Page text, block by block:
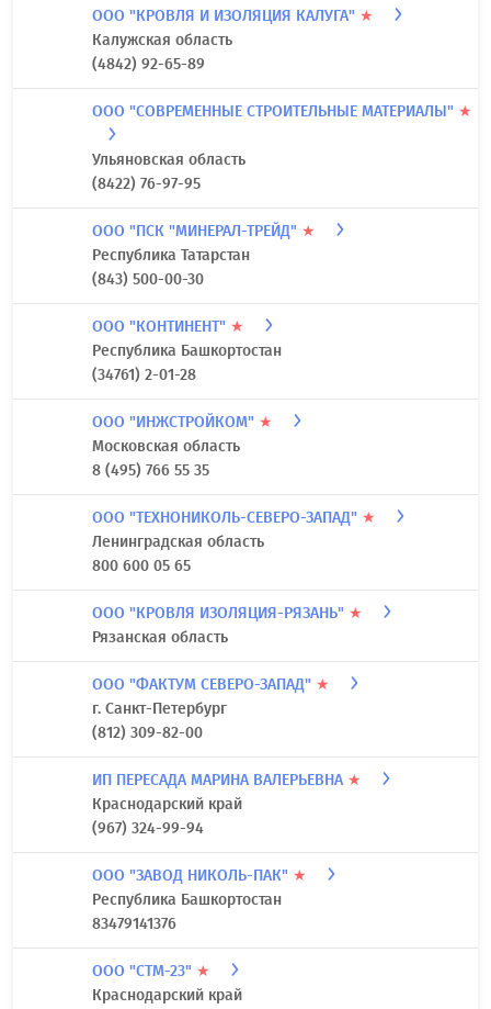
ООО "КРОВЛЯ И ИЗОЛЯЦИЯ КАЛУГА" ★
Калужская область
(4842) 92-65-89
ООО "СОВРЕМЕННЫЕ СТРОИТЕЛЬНЫЕ МАТЕРИАЛЫ" ★
Ульяновская область
(8422) 76-97-95
ООО "ПСК "МИНЕРАЛ-ТРЕЙД" ★
Республика Татарстан
(843) 500-00-30
ООО "КОНТИНЕНТ" ★
Республика Башкортостан
(34761) 2-01-28
ООО "ИНЖСТРОЙКОМ" ★
Московская область
8 (495) 766 55 35
ООО "ТЕХНОНИКОЛЬ-СЕВЕРО-ЗАПАД" ★
Ленинградская область
800 600 05 65
ООО "КРОВЛЯ ИЗОЛЯЦИЯ-РЯЗАНЬ" ★
Рязанская область
ООО "ФАКТУМ СЕВЕРО-ЗАПАД" ★
г. Санкт-Петербург
(812) 309-82-00
ИП ПЕРЕСАДА МАРИНА ВАЛЕРЬЕВНА ★
Краснодарский край
(967) 324-99-94
ООО "ЗАВОД НИКОЛЬ-ПАК" ★
Республика Башкортостан
83479141376
ООО "СТМ-23" ★
Краснодарский край